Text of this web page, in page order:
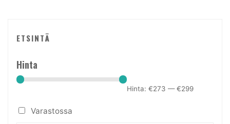
ETSINTÄ
Hinta
Hinta: €273 —€299
Varastossa